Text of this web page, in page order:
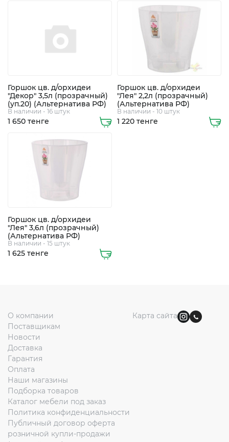
+7
705
248
747
363
0112
Горшок цв. д/орхидеи
"Декор" 3,5л (прозрачный)
(уп.20) (Альтернатива РФ)
В наличии - 16 штук
1 650 тенге
Горшок цв. д/орхидеи
"Лея" 2,2л (прозрачный)
(Альтернатива РФ)
В наличии - 10 штук
1 220 тенге
Горшок цв. д/орхидеи
"Лея" 3,6л (прозрачный)
(Альтернатива РФ)
В наличии - 15 штук
1 625 тенге
О компании
Поставщикам
Новости
Доставка
Гарантия
Оплата
Наши магазины
Подборка товаров
Каталог мебели под заказ
Политика конфиденциальности
Публичный договор оферта
розничной купли-продажи
Карта сайта